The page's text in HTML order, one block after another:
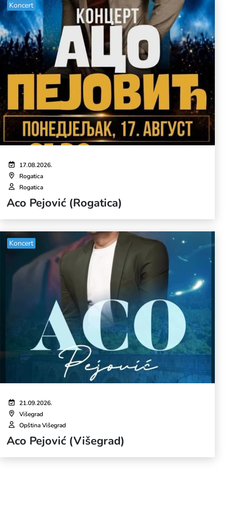
Koncert
17.08.2026.
Rogatica
Rogatica
Aco Pejović (Rogatica)
Koncert
21.09.2026.
Višegrad
Opština Višegrad
Aco Pejović (Višegrad)